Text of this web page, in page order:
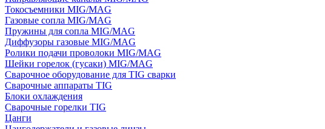
Токосъемники MIG/MAG
Газовые сопла MIG/MAG
Пружины для сопла MIG/MAG
Диффузоры газовые MIG/MAG
Ролики подачи проволоки MIG/MAG
Шейки горелок (гусаки) MIG/MAG
Сварочное оборудование для TIG сварки
Сварочные аппараты TIG
Блоки охлаждения
Сварочные горелки TIG
Цанги